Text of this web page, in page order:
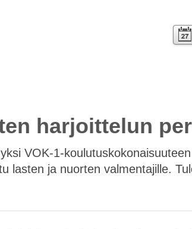
harjoittelun
VOK-1-
lasten ja nuorten valmentajille.